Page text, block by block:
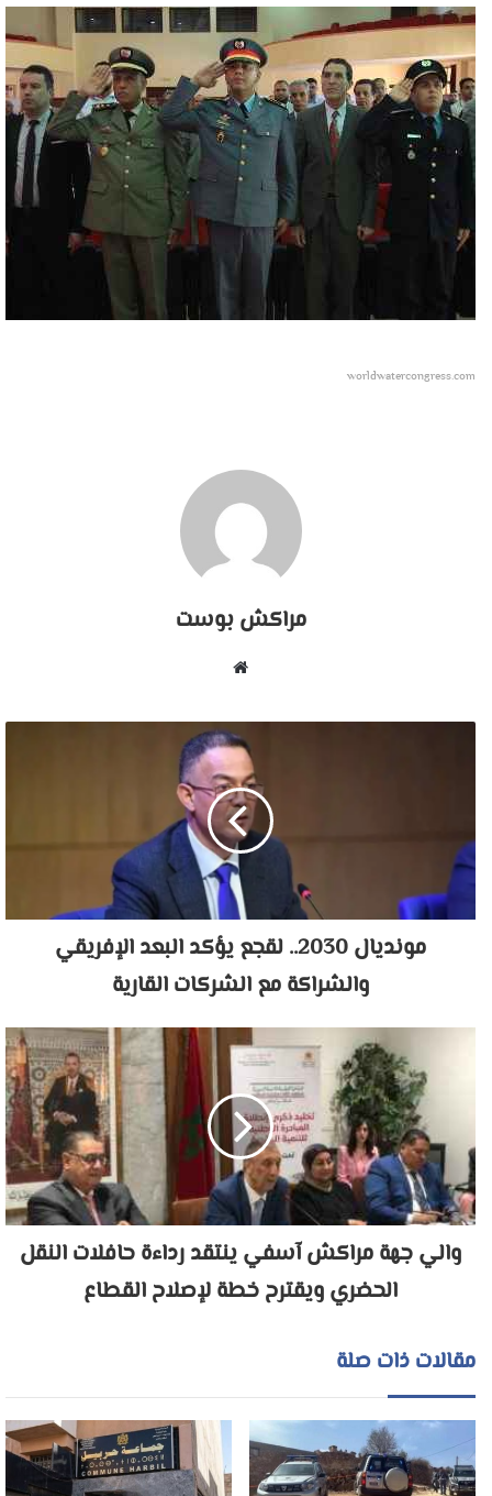
worldwatercongress.com
مراكش بوست
مونديال 2030.. لقجع يؤكد البعد الإفريقي
والشراكة مع الشركات القارية
والي جهة مراكش آسفي ينتقد رداءة حافلات النقل
الحضري ويقترح خطة لإصلاح القطاع
مقالات ذات صلة